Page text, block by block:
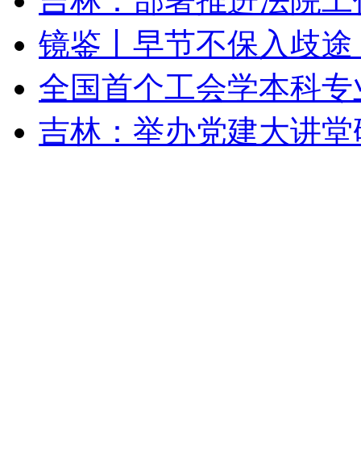
镜鉴丨早节不保入歧
全国首个工会学本科
吉林：举办党建大讲